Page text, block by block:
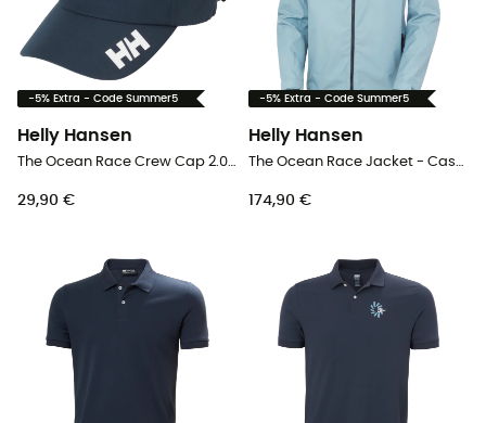
-5% Extra - Code Summer5
Helly Hansen
The Ocean Race Crew Cap 2.0 - Boné
29,90 €
-5% Extra - Code Summer5
Helly Hansen
The Ocean Race Jacket - Casaco de vela homem
174,90 €